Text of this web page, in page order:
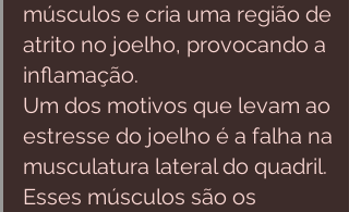
músculos e cria uma região de
atrito no joelho, provocando a
inflamação.
Um dos motivos que levam ao
estresse do joelho é a falha na
musculatura lateral do quadril.
Esses músculos são os